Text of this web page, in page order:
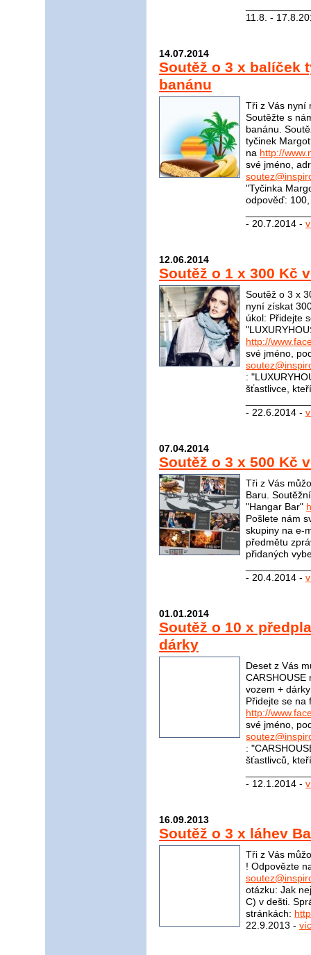
11.8. -
14.07.2014
Soutěž o 3 x balíček
banánu
Tři z Vás nyní
Soutěžte s
banánu.
tyčinek
na http://
své jméno,
"Tyčinka
odpověď:
- 20.7.2014 -
12.06.2014
Soutěž o 1 x 300 Kč
Soutěž o 3 x
nyní získat
úkol: Přidejte
http://
své jméno,
:
šťastlivce,
- 22.6.2014 -
07.04.2014
Soutěž o 3 x 500 Kč
Tři z Vás
Baru.
"Hangar Bar"
Pošlete nám
skupiny na e-
předmětu
přidaných
- 20.4.2014 -
01.01.2014
Soutěž o 10 x
dárky
Deset z Vás
vozem +
Přidejte se na
http://
své jméno,
:
šťastlivců,
- 12.1.2014 -
16.09.2013
Soutěž o 3 x láhev
Tři z Vás
! Odpovězte
otázku: Jak
C) v dešti.
stránkách:
22.9.2013 -